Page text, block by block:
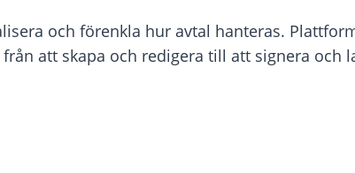
och förenkla hur avtal hanteras.
att skapa och redigera till att signera och